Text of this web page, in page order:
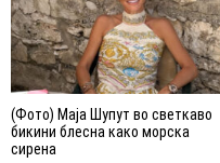
(Фото) Маја Шупут во светкаво
бикини блесна како морска
сирена